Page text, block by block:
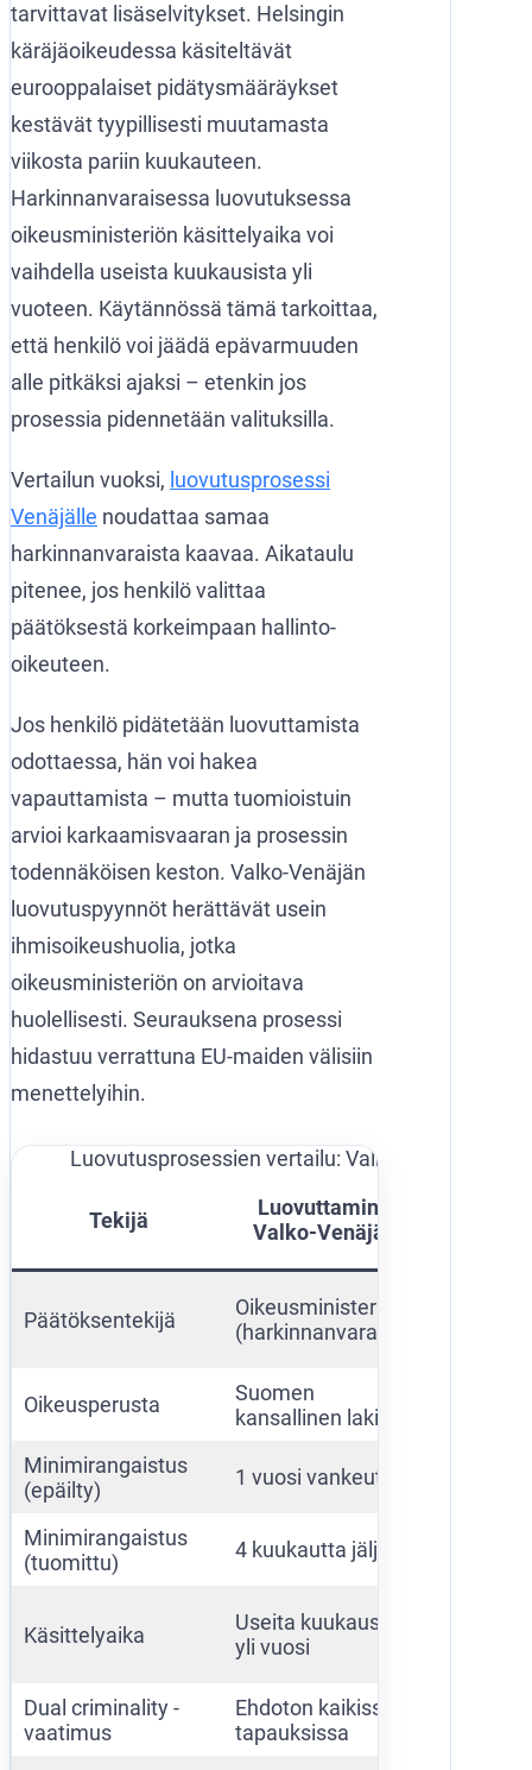
tarvittavat lisäselvitykset. Helsingin
käräjäoikeudessa käsiteltävät
eurooppalaiset pidätysmääräykset
kestävät tyypillisesti muutamasta
viikosta pariin kuukauteen.
Harkinnanvaraisessa luovutuksessa
oikeusministeriön käsittelyaika voi
vaihdella useista kuukausista yli
vuoteen. Käytännössä tämä tarkoittaa,
että henkilö voi jäädä epävarmuuden
alle pitkäksi ajaksi – etenkin jos
prosessia pidennetään valituksilla.
Vertailun vuoksi, luovutusprosessi
Venäjälle noudattaa samaa
harkinnanvaraista kaavaa. Aikataulu
pitenee, jos henkilö valittaa
päätöksestä korkeimpaan hallinto-
oikeuteen.
Jos henkilö pidätetään luovuttamista
odottaessa, hän voi hakea
vapauttamista – mutta tuomioistuin
arvioi karkaamisvaaran ja prosessin
todennäköisen keston. Valko-Venäjän
luovutuspyynnöt herättävät usein
ihmisoikeushuolia, jotka
oikeusministeriön on arvioitava
huolellisesti. Seurauksena prosessi
hidastuu verrattuna EU-maiden välisiin
menettelyihin.
Luovutusprosessien vertailu: Valko-Venäjä vs.
Tekijä
Luovuttaminen
Valko-Venäjälle
Päätöksentekijä
Oikeusministeriö
(harkinnanvarainen)
Oikeusperusta
Suomen
kansallinen laki
Minimirangaistus
(epäilty)
1 vuosi vankeutta
Minimirangaistus
(tuomittu)
4 kuukautta jäljellä
Käsittelyaika
Useita kuukausia –
yli vuosi
Dual criminality -
vaatimus
Ehdoton kaikissa
tapauksissa